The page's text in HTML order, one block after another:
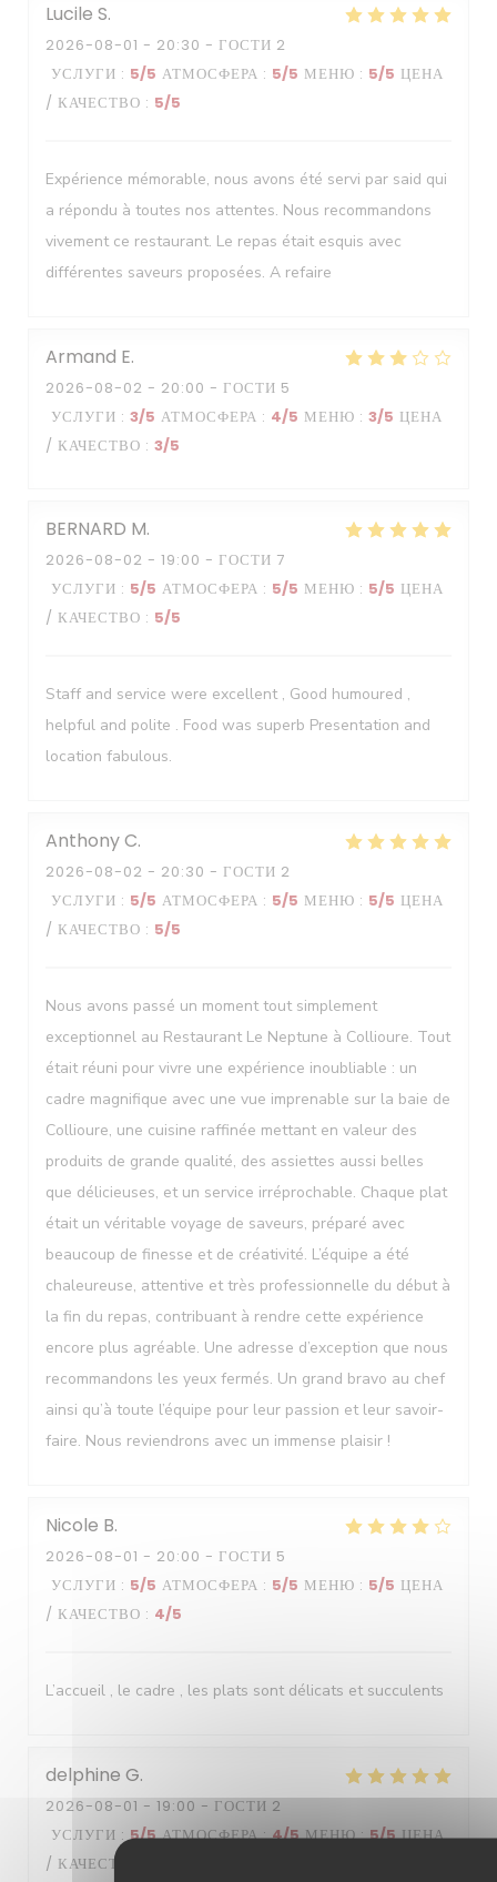
Lucile S
2026-08-01 - 20:30 - ГОСТИ 2
УСЛУГИ : 5/5 АТМОСФЕРА : 5/5 МЕНЮ : 5/5 ЦЕНА
/ КАЧЕСТВО : 5/5
Expérience mémorable, nous avons été servi par said qui
a répondu à toutes nos attentes. Nous recommandons
vivement ce restaurant. Le repas était esquis avec
différentes saveurs proposées. A refaire
Armand E
2026-08-02 - 20:00 - ГОСТИ 5
УСЛУГИ : 3/5 АТМОСФЕРА : 4/5 МЕНЮ : 3/5 ЦЕНА
/ КАЧЕСТВО : 3/5
BERNARD M
2026-08-02 - 19:00 - ГОСТИ 7
УСЛУГИ : 5/5 АТМОСФЕРА : 5/5 МЕНЮ : 5/5 ЦЕНА
/ КАЧЕСТВО : 5/5
Staff and service were excellent , Good humoured ,
helpful and polite . Food was superb Presentation and
location fabulous.
AnthonyC
2026-08-02 - 20:30 - ГОСТИ 2
УСЛУГИ : 5/5 АТМОСФЕРА : 5/5 МЕНЮ : 5/5 ЦЕНА
/ КАЧЕСТВО : 5/5
Nous avons passé un moment tout simplement
exceptionnel au Restaurant Le Neptune à Collioure. Tout
était réuni pour vivre une expérience inoubliable : un
cadre magnifique avec une vue imprenable sur la baie de
Collioure, une cuisine raffinée mettant en valeur des
produits de grande qualité, des assiettes aussi belles
que délicieuses, et un service irréprochable. Chaque plat
était un véritable voyage de saveurs, préparé avec
beaucoup de finesse et de créativité. L’équipe a été
chaleureuse, attentive et très professionnelle du début à
la fin du repas, contribuant à rendre cette expérience
encore plus agréable. Une adresse d’exception que nous
recommandons les yeux fermés. Un grand bravo au chef
ainsi qu’à toute l’équipe pour leur passion et leur savoir-
faire. Nous reviendrons avec un immense plaisir !
Nicole B
2026-08-01 - 20:00 - ГОСТИ 5
УСЛУГИ : 5/5 АТМОСФЕРА : 5/5 МЕНЮ : 5/5 ЦЕНА
/ КАЧЕСТВО : 4/5
L’accueil , le cadre , les plats sont délicats et succulents
delphine G
2026-08-01 - 19:00 - ГОСТИ 2
УСЛУГИ : 5/5 АТМОСФЕРА: 4/5 МЕНЮ: 5/5 ЦЕНА
/ КАЧЕСТВО